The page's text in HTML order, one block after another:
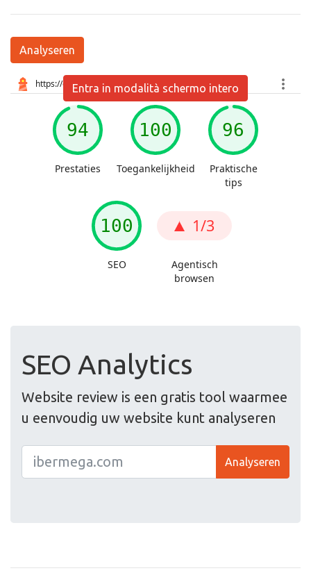
Analyseren
Entra in modalità schermo intero
SEO Analytics
Website review is een gratis tool waarmee
u eenvoudig uw website kunt analyseren
Analyseren